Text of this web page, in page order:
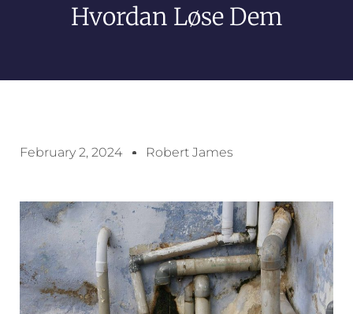
Hvordan Løse Dem
February 2, 2024 Robert James